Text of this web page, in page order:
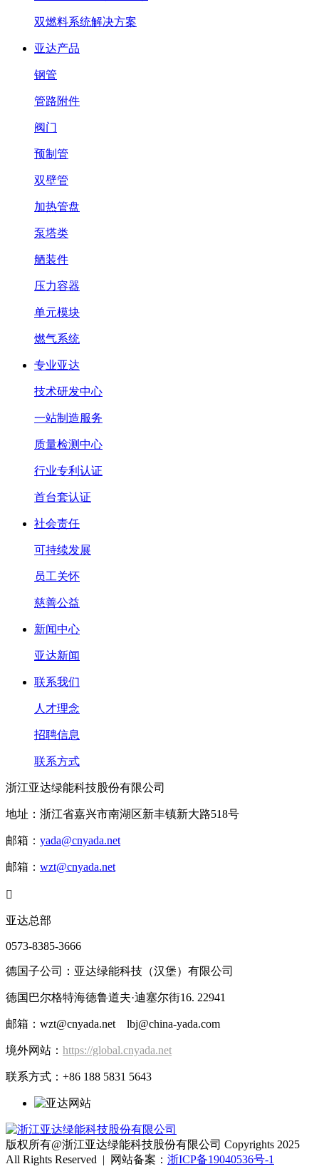
双燃料系统解决方案
亚达产品
钢管
管路附件
阀门
预制管
双壁管
加热管盘
泵塔类
舾装件
压力容器
单元模块
燃气系统
专业亚达
技术研发中心
一站制造服务
质量检测中心
行业专利认证
首台套认证
社会责任
可持续发展
员工关怀
慈善公益
新闻中心
亚达新闻
联系我们
人才理念
招聘信息
联系方式
浙江亚达绿能科技股份有限公司
地址：浙江省嘉兴市南湖区新丰镇新大路518号
邮箱： yada@cnyada.net
邮箱： wzt@cnyada.net

亚达总部
0573-8385-3666
德国子公司：亚达绿能科技（汉堡）有限公司
德国巴尔格特海德鲁道夫·迪塞尔街16. 22941
邮箱：wzt@cnyada.net lbj@china-yada.com
境外网站： https://global.cnyada.net
联系方式：+86 188 5831 5643
版权所有@浙江亚达绿能科技股份有限公司 Copyrights 2025
All Rights Reserved | 网站备案： 浙ICP备19040536号-1